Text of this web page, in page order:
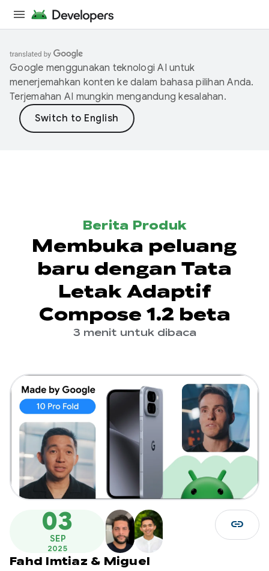
Google menggunakan teknologi AI untuk
menerjemahkan konten ke dalam bahasa pilihan Anda.
Terjemahan AI mungkin mengandung kesalahan.
Berita Produk
Membuka peluang
baru dengan Tata
Letak Adaptif
Compose 1.2 beta
3 menit untuk dibaca
03
SEP
2025
Fahd Imtiaz & Miguel
link